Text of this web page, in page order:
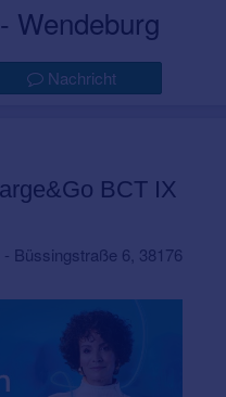
Wendeburg
Nachricht
BCT IX
Büssingstraße 6, 38176